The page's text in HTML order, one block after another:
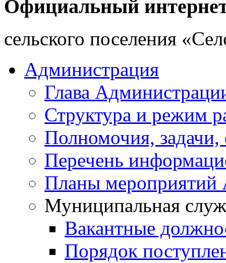
Официальный
cельского поселения
Администрация
Глава
Структура и режим
Полномочия,
Перечень
Планы мероприятий
Муниципальная
Вакантные
Порядок